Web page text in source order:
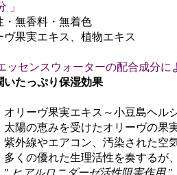
」
香料・無着色
実エキス、植物エキス
ッセンスウォーターの配合成分
いたっぷり保湿効果
果実エキス～小豆島ヘルシー
を受けたオリーヴの果実か
アコン、汚染された空気に
た生理活性を奏するが、特
ヒアルロニダーゼ活性阻害作用"